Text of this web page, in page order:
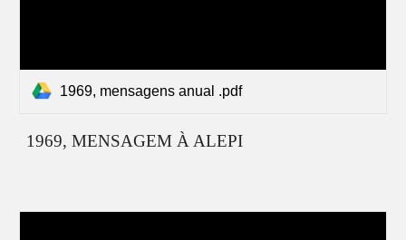
1969, mensagens anual .pdf
1969, MENSAGEM À ALEPI